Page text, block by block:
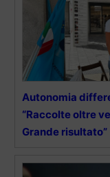
Autonomia
“Raccolte oltre
Grande risultato”